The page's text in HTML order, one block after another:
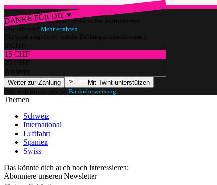
DANKE FÜR DIE ♥
Würdest du gerne watson und unseren Journalismus
unterstützen? Mehr erfahren
(Du wirst umgeleitet, um die Zahlung abzuschliessen.)
5 CHF
15 CHF
25 CHF
Anderer
Weiter zur Zahlung
Mit Twint unterstützen
Oder unterstütze uns per Banküberweisung
Themen
Schweiz
International
Luftfahrt
Spanien
Swiss
Das könnte dich auch noch interessieren:
Abonniere unseren Newsletter